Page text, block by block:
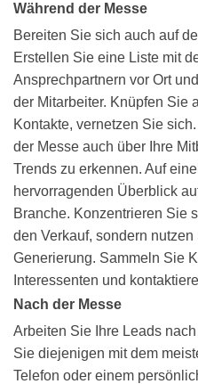
Während der Messe
Bereiten Sie sich auch auf
Erstellen Sie eine Liste mit
Ansprechpartnern vor Ort
der Mitarbeiter. Knüpfen Sie
Kontakte, vernetzen Sie
der Messe auch über Ihre
Trends zu erkennen. Auf
hervorragenden Überblick
Branche. Konzentrieren Sie
den Verkauf, sondern
Generierung. Sammeln Sie
Interessenten und
Nach der Messe
Arbeiten Sie Ihre Leads
Sie diejenigen mit dem
Telefon oder einem